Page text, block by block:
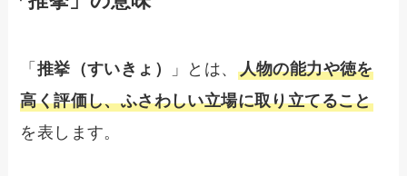
「 推挙（すいきょ） 」とは、 人物の能力や徳を
高く評価し、ふさわしい立場に取り立てること
を表します。